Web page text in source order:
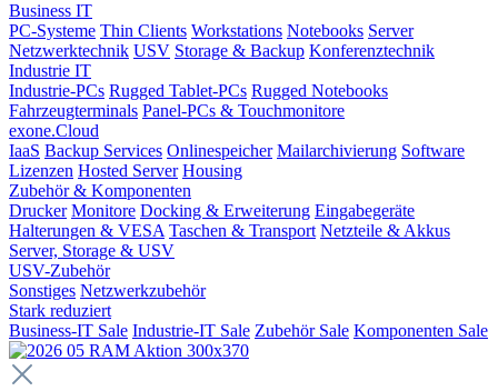
Business IT
PC-Systeme Thin Clients Workstations Notebooks Server
Netzwerktechnik USV Storage & Backup Konferenztechnik
Industrie IT
Industrie-PCs Rugged Tablet-PCs Rugged Notebooks
Fahrzeugterminals Panel-PCs & Touchmonitore
exone.Cloud
IaaS Backup Services Onlinespeicher Mailarchivierung Software
Lizenzen Hosted Server Housing
Zubehör & Komponenten
Drucker Monitore Docking & Erweiterung Eingabegeräte
Halterungen & VESA Taschen & Transport Netzteile & Akkus
Server, Storage & USV
USV-Zubehör
Sonstiges Netzwerkzubehör
Stark reduziert
Business-IT Sale Industrie-IT Sale Zubehör Sale Komponenten Sale